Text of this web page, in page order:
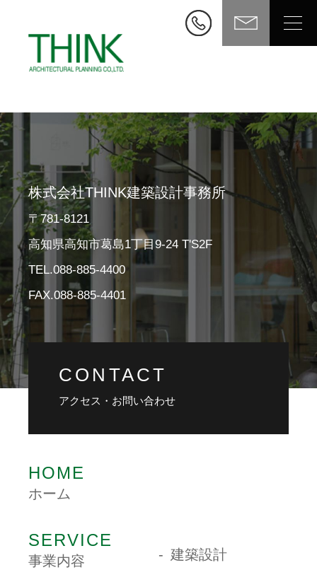
株式会社THINK建築設計事務所
〒781-8121
高知県高知市葛島1丁目9-24 T'S2F
TEL.088-885-4400
FAX.088-885-4401
CONTACT
アクセス・お問い合わせ
HOME
ホーム
SERVICE
事業内容 建築設計